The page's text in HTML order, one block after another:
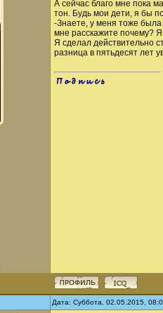
А сейчас благо мне пока
тон. Будь мои дети, я бы
-Знаете, у меня тоже была
мне расскажите почему?
Я сделал действительно
разница в пятьдесят лет
.
Дата: Суббота, 02.05.2015,